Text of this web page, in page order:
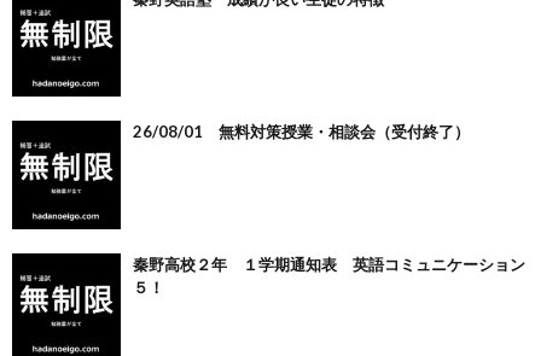
26/08/01 無料対策授業・相談会（受付終了）
秦野高校２年 １学期通知表 英語コミュニケーション
５！